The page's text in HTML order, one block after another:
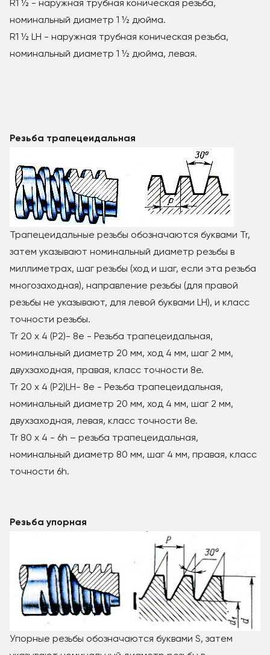
R1 ½ - наружная трубная коническая резьба,
номинальный диаметр 1 ½ дюйма.
R1 ½ LH - наружная трубная коническая резьба,
номинальный диаметр 1 ½ дюйма, левая.
Резьба трапецеидальная
Трапецеидальные резьбы обозначаются буквами Tr,
затем указывают номинальный диаметр резьбы в
миллиметрах, шаг резьбы (ход и шаг, если эта резьба
многозаходная), направление резьбы (для правой
резьбы не указывают, для левой буквами LH), и класс
точности резьбы.
Tr 20 x 4 (Р2)- 8е - Резьба трапецеидальная,
номинальный диаметр 20 мм, ход 4 мм, шаг 2 мм,
двухзаходная, правая, класс точности 8е.
Tr 20 x 4 (Р2)LH- 8е - Резьба трапецеидальная,
номинальный диаметр 20 мм, ход 4 мм, шаг 2 мм,
двухзаходная, левая, класс точности 8е.
Tr 80 x 4 - 6h – резьба трапецеидальная,
номинальный диаметр 80 мм, шаг 4 мм, правая, класс
точности 6h.
Резьба упорная
Упорные резьбы обозначаются буквами S, затем